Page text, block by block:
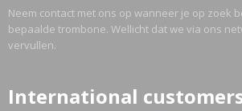
Neem contact met ons op wanneer je op zoek
bepaalde trombone. Wellicht dat we via ons
vervullen.
International